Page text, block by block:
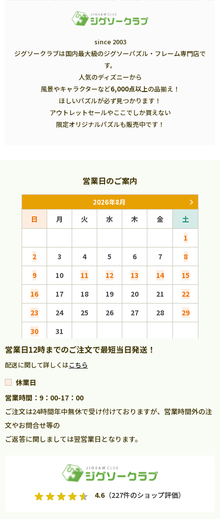
since 2003
ジグソークラブは国内最大級のジグソーパズル・フレーム専門店で
す。
人気のディズニーから
風景やキャラクターなど6,000点以上の品揃え！
ほしいパズルが必ず見つかります！
アウトレットセールやここでしか買えない
限定オリジナルパズルも販売中です！
営業日のご案内
2026年8月
日 月 火 水 木 金
土
1
2
3 4 5 6 7
8
9
10 11 12 13 14
15
16
17 18 19 20 21
22
23
24 25 26 27 28
29
30
31
営業日12時までのご注文で最短当日発送！
配送に関して詳しくはこちら
休業日
営業時間：9：00-17：00
ご注文は24時間年中無休で受け付けておりますが、営業時間外の注
文やお問合せ等の
ご返答に関しましては翌営業日となります。
4.6（227件のショップ評価）